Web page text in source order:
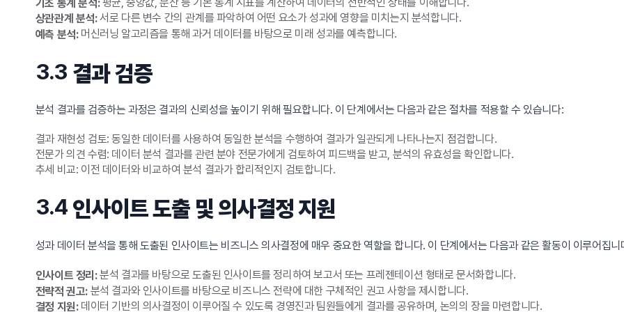
기초 통계 분석:
상관관계 분석:서로 다른 변수 간의 관계를 파악하여 어떤 요소가 성과에 영향을 미치는지 분석합니다.
예측 분석:머신러닝 알고리즘을 통해 과거 데이터를 바탕으로 미래 성과를 예측합니다.
3.3 결과 검증
분석 결과를 검증하는 과정은 결과의 신뢰성을 높이기 위해 필요합니다. 이 단계에서는 다음과 같은 절차를 적용할 수 있습니다:
결과 재현성 검토: 동일한 데이터를 사용하여 동일한 분석을 수행하여 결과가 일관되게 나타나는지 점검합니다.
전문가 의견 수렴: 데이터 분석 결과를 관련 분야 전문가에게 검토하여 피드백을 받고, 분석의 유효성을 확인합니다.
추세 비교: 이전 데이터와 비교하여 분석 결과가 합리적인지 검토합니다.
3.4 인사이트 도출 및 의사결정 지원
성과 데이터 분석을 통해 도출된 인사이트는 비즈니스 의사결정에 매우 중요한 역할을 합니다. 이 단계에서는 다음과 같은 활동이 이루어집니
인사이트 정리:분석 결과를 바탕으로 도출된 인사이트를 정리하여 보고서 또는 프레젠테이션 형태로 문서화합니다.
전략적 권고:분석 결과와 인사이트를 바탕으로 비즈니스 전략에 대한 구체적인 권고 사항을 제시합니다.
결정 지원:데이터 기반의 의사결정이 이루어질 수 있도록 경영진과 팀원들에게 결과를 공유하며, 논의의 장을 마련합니다.